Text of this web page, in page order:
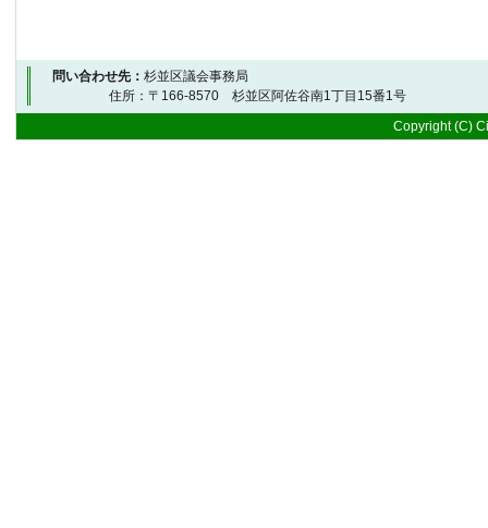
問い合わせ先： 杉並区議会事務局
住所：〒166-8570 杉並区阿佐谷南1丁目15番1号 電
Copyright (C)